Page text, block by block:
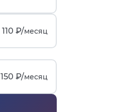
110 ₽/месяц
150 ₽/месяц